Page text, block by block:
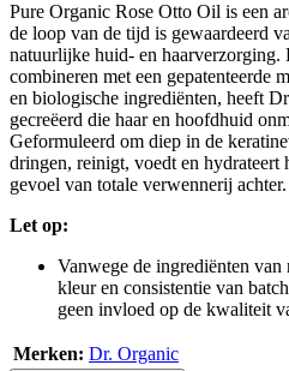
Pure Organic Rose Otto Oil is een
de loop van de tijd is gewaardeerd
natuurlijke huid- en haarverzorging.
combineren met een gepatenteerde
en biologische ingrediënten, heeft
gecreëerd die haar en hoofdhuid
Geformuleerd om diep in de
dringen, reinigt, voedt en hydrateert
gevoel van totale verwennerij
Let op:
Vanwege de ingrediënten
kleur en consistentie van
geen invloed op de kwaliteit
Merken: Dr. Organic